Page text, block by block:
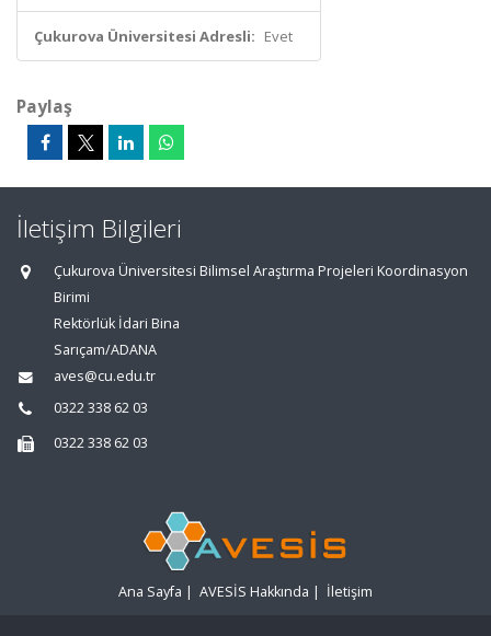
Çukurova Üniversitesi Adresli: Evet
Paylaş
İletişim Bilgileri
Çukurova Üniversitesi Bilimsel Araştırma Projeleri Koordinasyon
Birimi
Rektörlük İdari Bina
Sarıçam/ADANA
aves@cu.edu.tr
0322 338 62 03
0322 338 62 03
Ana Sayfa | AVESİS Hakkında | İletişim